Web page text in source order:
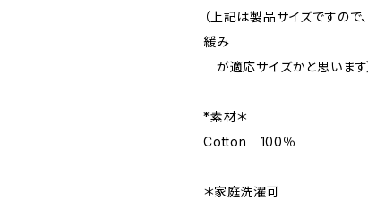
（上記は製品サイズですの
緩み
が適応サイズかと思います
*素材＊
Cotton 100％
＊家庭洗濯可